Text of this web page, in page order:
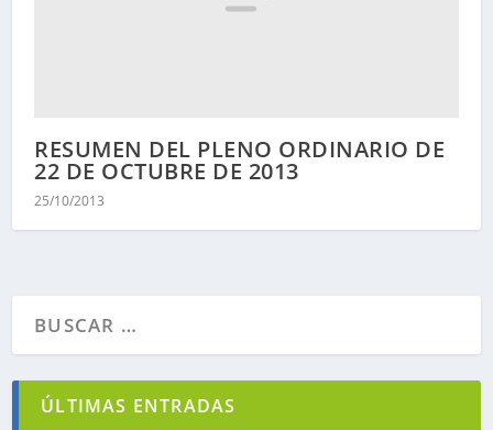
RESUMEN DEL PLENO ORDINARIO DE
22 DE OCTUBRE DE 2013
25/10/2013
ÚLTIMAS ENTRADAS